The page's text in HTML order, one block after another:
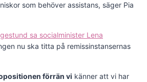
som behöver assistans, säger Pia
sa socialminister Lena
nu ska titta på remissinstansernas
förrän vi känner att vi har